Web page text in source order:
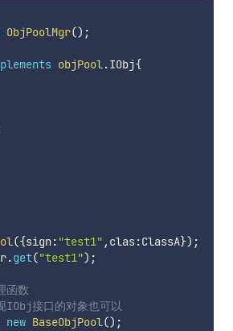
ObjPoolMgr() ;
objPool.IObj{
({sign : "test1" , clas:ClassA}) ;
.get("test1") ;
函数
IObj接口的对象也可以
new BaseObjPool() ;